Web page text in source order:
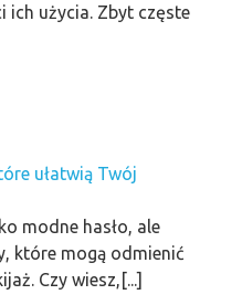
użycia. Zbyt częste
ułatwią Twój
modne hasło, ale
które mogą odmienić
Czy wiesz,[...]